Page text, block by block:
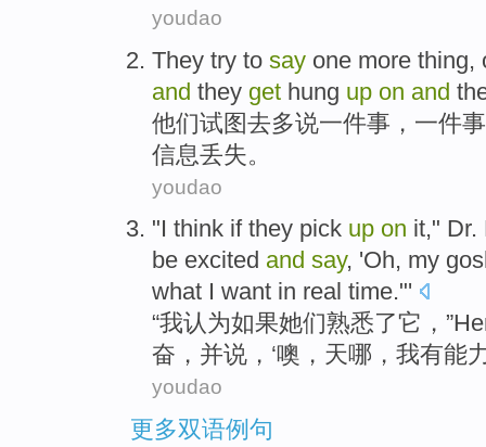
youdao
They try to say one more thing,
and they get hung up on and
他们试图去多说一件事 ，一件
信息丢失。
youdao
"I think if they pick up on it," Dr.
be excited and say, 'Oh, my
what I want in real time."'
“我认为如果她们熟悉了它 ，”
奋， 并说 ，‘噢 ， 天哪，我有能
youdao
更多双语例句